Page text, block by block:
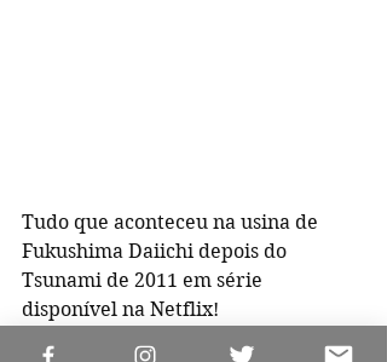
Tudo que aconteceu na usina de
Fukushima Daiichi depois do
Tsunami de 2011 em série
disponível na Netflix!